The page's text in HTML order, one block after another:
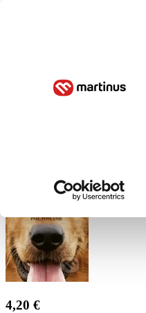
4,20 €